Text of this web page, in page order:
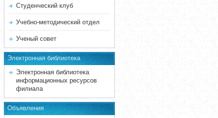
Студенческий клуб
Учебно-методический отдел
Ученый совет
Электронная библиотека
Электронная библиотека
информационных ресурсов
филиала
Объявления